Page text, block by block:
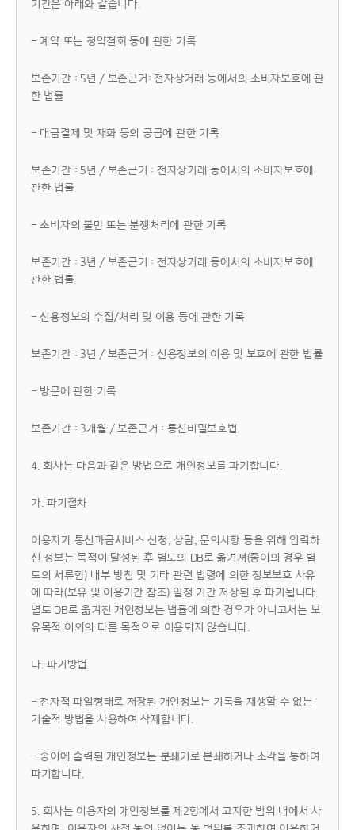
기간은 아래와 같습니다.
- 계약 또는 청약철회 등에 관한 기록
보존기간 : 5년 / 보존근거: 전자상거래 등에서의 소비자보호에 관
한 법률
- 대금결제 및 재화 등의 공급에 관한 기록
보존기간 : 5년 / 보존근거 : 전자상거래 등에서의 소비자보호에
관한 법률
- 소비자의 불만 또는 분쟁처리에 관한 기록
보존기간 : 3년 / 보존근거 : 전자상거래 등에서의 소비자보호에
관한 법률
- 신용정보의 수집/처리 및 이용 등에 관한 기록
보존기간 : 3년 / 보존근거 : 신용정보의 이용 및 보호에 관한 법률
- 방문에 관한 기록
보존기간 : 3개월 / 보존근거 : 통신비밀보호법
4. 회사는 다음과 같은 방법으로 개인정보를 파기합니다.
가. 파기절차
이용자가 통신과금서비스 신청, 상담, 문의사항 등을 위해 입력하
신 정보는 목적이 달성된 후 별도의 DB로 옮겨져(종이의 경우 별
도의 서류함) 내부 방침 및 기타 관련 법령에 의한 정보보호 사유
에 따라(보유 및 이용기간 참조) 일정 기간 저장된 후 파기됩니다.
별도 DB로 옮겨진 개인정보는 법률에 의한 경우가 아니고서는 보
유목적 이외의 다른 목적으로 이용되지 않습니다.
나. 파기방법
- 전자적 파일형태로 저장된 개인정보는 기록을 재생할 수 없는
기술적 방법을 사용하여 삭제합니다.
- 종이에 출력된 개인정보는 분쇄기로 분쇄하거나 소각을 통하여
파기합니다.
5. 회사는 이용자의 개인정보를 제2항에서 고지한 범위 내에서 사